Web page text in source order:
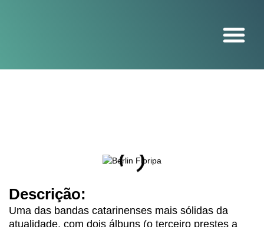
Descrição:
Uma das bandas catarinenses mais sólidas da
atualidade, com dois álbuns (o terceiro prestes a